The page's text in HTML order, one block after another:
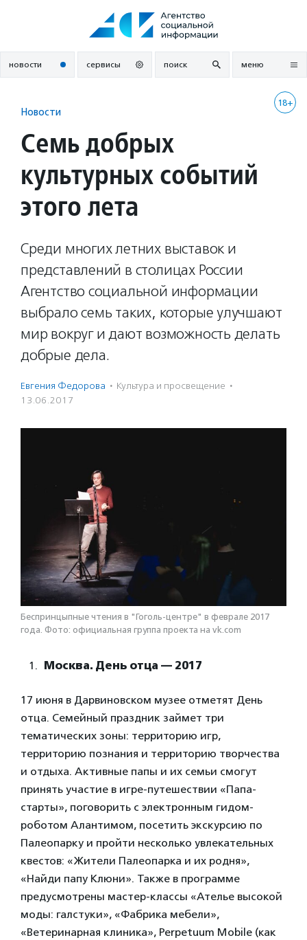
новости сервисы поиск меню
18+
Новости
Семь добрых
культурных событий
этого лета
Среди многих летних выставок и
представлений в столицах России
Агентство социальной информации
выбрало семь таких, которые улучшают
мир вокруг и дают возможность делать
добрые дела.
Евгения Федорова · Культура и просвещение ·
13.06.2017
Беспринцыпные чтения в "Гоголь-центре" в феврале 2017
года. Фото: официальная группа проекта на vk.com
Москва. День отца — 2017
17 июня в Дарвиновском музее отметят День
отца. Семейный праздник займет три
тематических зоны: территорию игр,
территорию познания и территорию творчества
и отдыха. Активные папы и их семьи смогут
принять участие в игре-путешествии «Папа-
старты», поговорить с электронным гидом-
роботом Алантимом, посетить экскурсию по
Палеопарку и пройти несколько увлекательных
квестов: «Жители Палеопарка и их родня»,
«Найди папу Клюни». Также в программе
предусмотрены мастер-классы «Ателье высокой
моды: галстуки», «Фабрика мебели»,
«Ветеринарная клиника», Perpetuum Mobile (как